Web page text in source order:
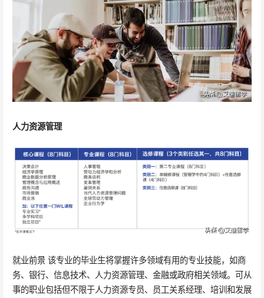
人力资源管理
就业前景 该专业的毕业生将掌握许多领域有用的专业技能，如商
务、银行、信息技术、人力资源管理、金融或政府相关领域。可从
事的职业包括但不限于人力资源专员、员工关系经理、培训和发展